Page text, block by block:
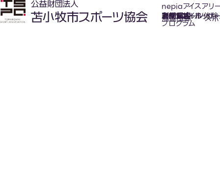
nepiaアイスアリ
氷上スポーツ体験
プログラム
お知らせ
スケジュール
フロアガイド
利用案内
利用料金
カジュアルホッケ
アクセス
加盟団体 ス